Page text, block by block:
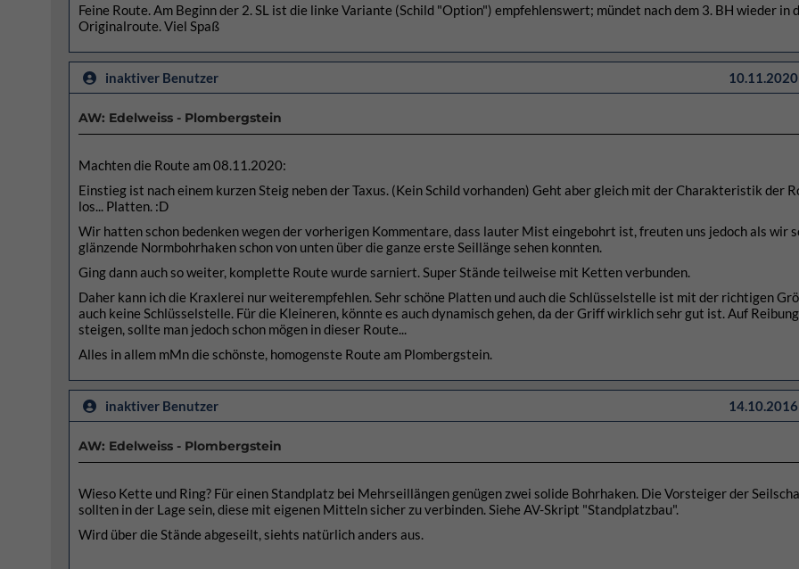
Feine Route. Am Beginn der 2. SL ist die linke Variante (Schild "Option") empfehlenswert; mündet nach dem 3. BH wieder in
Originalroute. Viel Spaß
inaktiver Benutzer
AW: Edelweiss - Plombergstein
Machten die Route am 08.11.2020:
Einstieg ist nach einem kurzen Steig neben der Taxus. (Kein Schild vorhanden) Geht aber gleich mit der Charakteristik der
los... Platten. :D
Wir hatten schon bedenken wegen der vorherigen Kommentare, dass lauter Mist eingebohrt ist, freuten uns jedoch als wir
glänzende Normbohrhaken schon von unten über die ganze erste Seillänge sehen konnten.
Ging dann auch so weiter, komplette Route wurde sarniert. Super Stände teilweise mit Ketten verbunden.
Daher kann ich die Kraxlerei nur weiterempfehlen. Sehr schöne Platten und auch die Schlüsselstelle ist mit der richtigen
auch keine Schlüsselstelle. Für die Kleineren, könnte es auch dynamisch gehen, da der Griff wirklich sehr gut ist. Auf Reibung
steigen, sollte man jedoch schon mögen in dieser Route...
Alles in allem mMn die schönste, homogenste Route am Plombergstein.
inaktiver Benutzer
AW: Edelweiss - Plombergstein
Wieso Kette und Ring? Für einen Standplatz bei Mehrseillängen genügen zwei solide Bohrhaken. Die Vorsteiger der
sollten in der Lage sein, diese mit eigenen Mitteln sicher zu verbinden. Siehe AV-Skript "Standplatzbau".
Wird über die Stände abgeseilt, siehts natürlich anders aus.